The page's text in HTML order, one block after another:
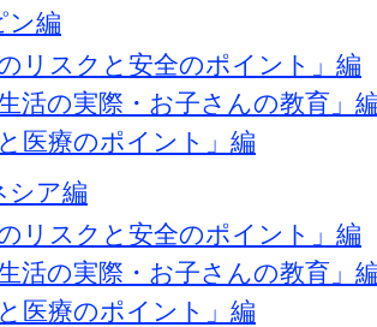
ン編
のリスクと安全のポイント」編
生活の実際・お子さんの教育」
と医療のポイント」編
シア編
のリスクと安全のポイント」編
生活の実際・お子さんの教育」
と医療のポイント」編